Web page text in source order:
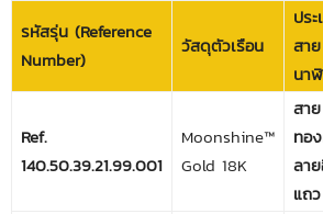
รหัสรุ่น (Reference
Number)
วัสดุตัวเรือน
ปร
สาย
นา
Ref.
140.50.39.21.99.001
Moonshine™
Gold 18K
สาย
ทอ
ลา
แถว